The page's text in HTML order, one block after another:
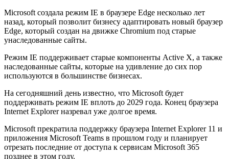
Microsoft создала режим IE в браузере Edge несколько лет
назад, который позволит бизнесу адаптировать новый браузер
Edge, который создан на движке Chromium под старые
унаследованные сайты.
Режим IE поддерживает старые компоненты Active X, а также
наследованные сайты, которые на удивление до сих пор
используются в большинстве бизнесах.
На сегодняшний день известно, что Microsoft будет
поддерживать режим IE вплоть до 2029 года. Конец браузера
Internet Explorer назревал уже долгое время.
Microsoft прекратила поддержку браузера Internet Explorer 11 и
приложения Microsoft Teams в прошлом году и планирует
отрезать последние от доступа к сервисам Microsoft 365
позднее в этом году.